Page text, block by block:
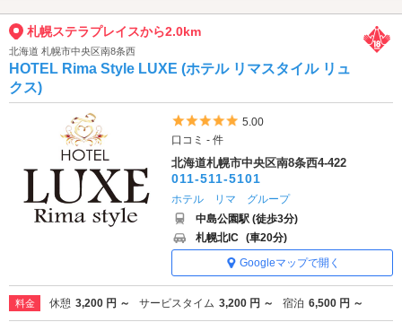
札幌ステラプレイスから2.0km
北海道 札幌市中央区南8条西
HOTEL Rima Style LUXE (ホテル リマスタイル リュ
クス)
5つ星のうち5
5.00
口コミ - 件
北海道札幌市中央区南8条西4-422
011-511-5101
ホテル リマ グループ
中島公園駅 (徒歩3分)
札幌北IC (車20分)
Googleマップで開く
料金 休憩 3,200 円 ～ サービスタイム 3,200 円 ～ 宿泊 6,500 円 ～